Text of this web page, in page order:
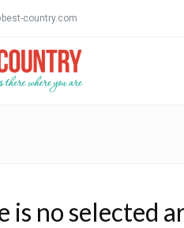
country.com
is no selected